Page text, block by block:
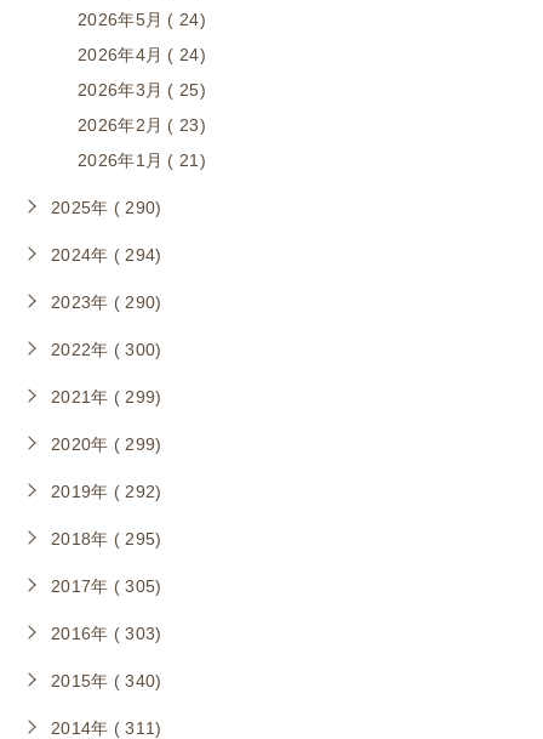
2026年5月 ( 24)
2026年4月 ( 24)
2026年3月 ( 25)
2026年2月 ( 23)
2026年1月 ( 21)
2025年 ( 290)
2024年 ( 294)
2023年 ( 290)
2022年 ( 300)
2021年 ( 299)
2020年 ( 299)
2019年 ( 292)
2018年 ( 295)
2017年 ( 305)
2016年 ( 303)
2015年 ( 340)
2014年 ( 311)